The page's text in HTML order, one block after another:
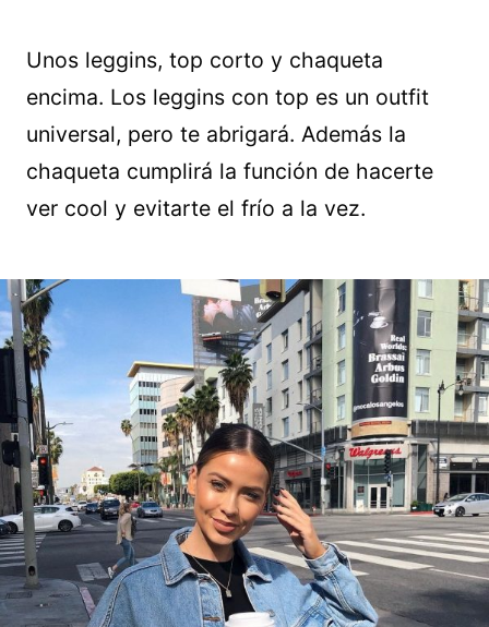
Unos leggins, top corto y chaqueta
encima. Los leggins con top es un outfit
universal, pero te abrigará. Además la
chaqueta cumplirá la función de hacerte
ver cool y evitarte el frío a la vez.